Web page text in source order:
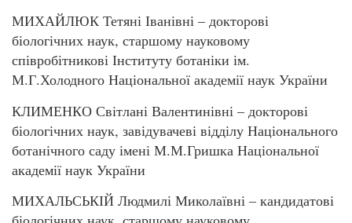
МИХАЙЛЮК Тетяні Іванівні – докторові
біологічних наук, старшому науковому
співробітникові Інституту ботаніки ім.
М.Г.Холодного Національної академії наук України
КЛИМЕНКО Світлані Валентинівні – докторові
біологічних наук, завідувачеві відділу Національного
ботанічного саду імені М.М.Гришка Національної
академії наук України
МИХАЛЬСЬКІЙ Людмилі Миколаївні – кандидатові